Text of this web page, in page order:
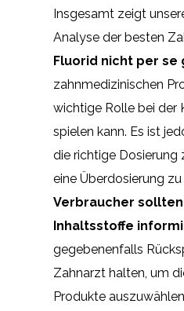
Insgesamt zeigt
Analyse der besten
Fluorid nicht per se
zahnmedizinischen
wichtige Rolle bei der
spielen kann. Es ist
die richtige Dosierung
eine Überdosierung
Verbraucher
Inhaltsstoffe
gegebenenfalls
Zahnarzt halten, um
Produkte